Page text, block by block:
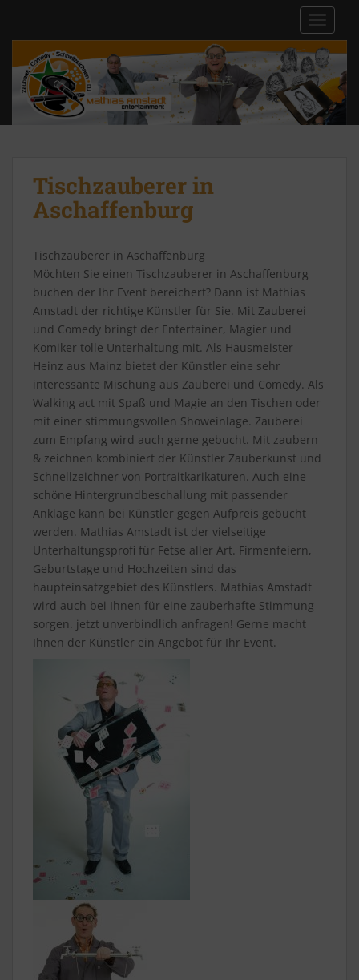
Tischzauberer in
Aschaffenburg
Tischzauberer in Aschaffenburg
Möchten Sie einen Tischzauberer in Aschaffenburg
buchen der Ihr Event bereichert? Dann ist Mathias
Amstadt der richtige Künstler für Sie. Mit Zauberei
und Comedy bringt der Entertainer, Magier und
Komiker tolle Unterhaltung mit. Als Hausmeister
Heinz aus Mainz bietet der Künstler eine sehr
interessante Mischung aus Zauberei und Comedy. Als
Walking act mit Spaß und Magie an den Tischen oder
mit einer stimmungsvollen Showeinlage. Zauberei
zum Empfang wird auch gerne gebucht. Mit zaubern
& zeichnen kombiniert der Künstler Zauberkunst und
Schnellzeichner von Portraitkarikaturen. Auch eine
schöne Hintergrundbeschallung mit passender
Anklage kann bei Künstler gegen Aufpreis gebucht
werden. Mathias Amstadt ist der vielseitige
Unterhaltungsprofi für Fetse aller Art. Firmenfeiern,
Geburtstage und Hochzeiten sind das
haupteinsatzgebiet des Künstlers. Mathias Amstadt
wird auch bei Ihnen für eine zauberhafte Stimmung
sorgen. jetzt unverbindlich anfragen! Gerne macht
Ihnen der Künstler ein Angebot für Ihr Event.